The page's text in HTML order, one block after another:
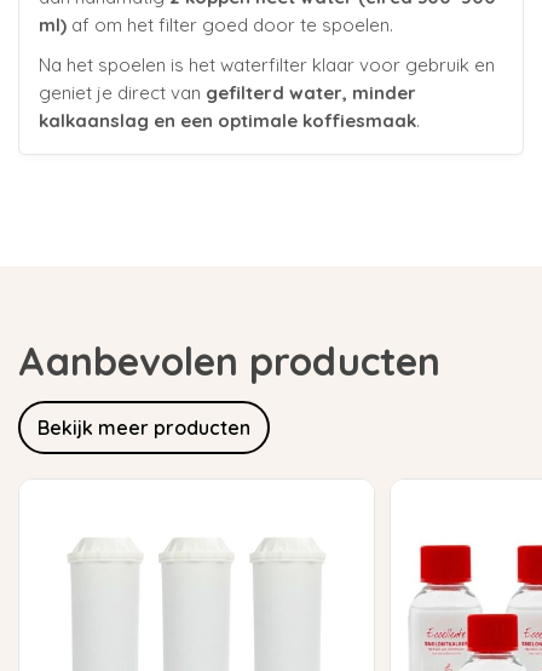
ml) af om het filter goed door te spoelen.
Na het spoelen is het waterfilter klaar voor gebruik en
geniet je direct van gefilterd water, minder
kalkaanslag en een optimale koffiesmaak.
Aanbevolen producten
Bekijk meer producten